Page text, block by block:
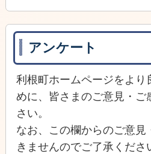
アンケート
利根町ホームページをより
めに、皆さまのご意見・ご
さい。
なお、この欄からのご意見
きませんのでご了承くださ